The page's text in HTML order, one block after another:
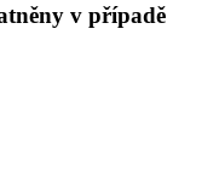
v případě